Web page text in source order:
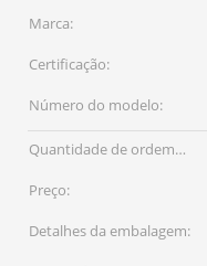
Marca:
Certificação:
Número do modelo:
Quantidade de ordem
mínima:
Preço:
Detalhes da embalagem: